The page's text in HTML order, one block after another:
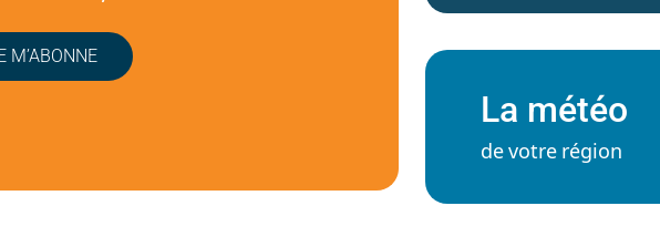
M’ABONNE
La météo
de votre région